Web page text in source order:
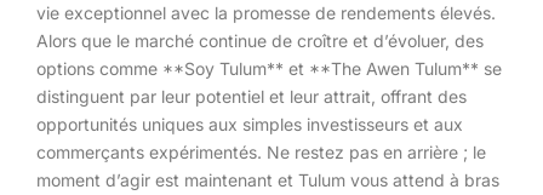
vie exceptionnel avec la promesse de rendements élevés.
Alors que le marché continue de croître et d’évoluer, des
options comme **Soy Tulum** et **The Awen Tulum** se
distinguent par leur potentiel et leur attrait, offrant des
opportunités uniques aux simples investisseurs et aux
commerçants expérimentés. Ne restez pas en arrière ; le
moment d’agir est maintenant et Tulum vous attend à bras